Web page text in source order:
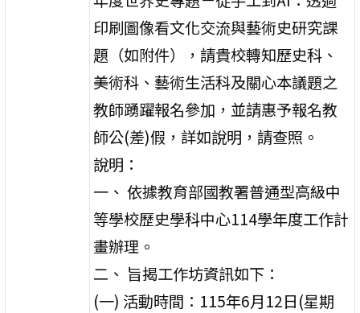
印刷圖像看文化交流與藝術史研究課
題（如附件），請貴校轉知歷史科、
美術科、藝術生活科及關心本議題之
教師踴躍報名參加，並請惠予報名教
師公(差)假，詳如說明，請查照。
說明：
一、 依據教育部國教署普通型高級中
等學校歷史學科中心114學年度工作計
畫辦理。
二、 旨揭工作坊資訊如下：
(一) 活動時間：115年6月12日(星期